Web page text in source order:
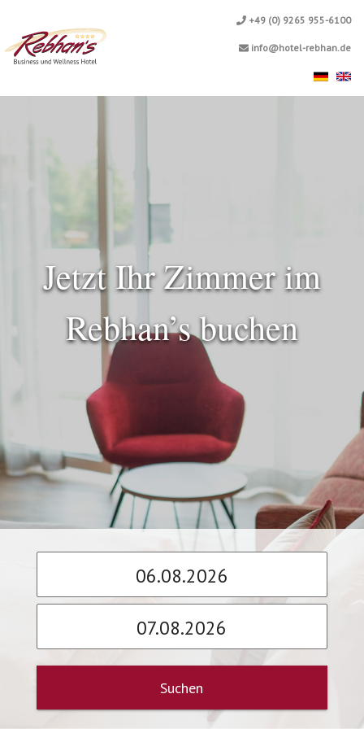
+49 (0) 9265 955-6100
info@hotel-rebhan.de
Jetzt Ihr Zimmer im
Rebhan’s buchen
Suchen